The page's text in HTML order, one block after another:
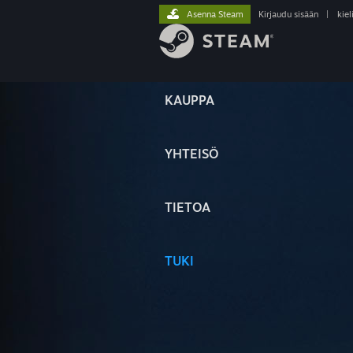
KAUPPA
YHTEISÖ
TIETOA
TUKI
Asenna Steam Kirjaudu sisään kieli